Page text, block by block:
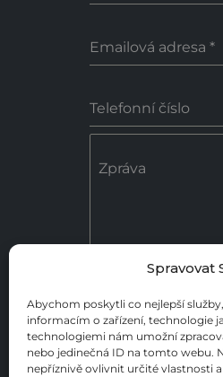
Spravovat
Abychom poskytli co nejlepší
informacím o zařízení, technologie
technologiemi nám umožní
nebo jedinečná ID na tomto webu.
nepříznivě ovlivnit určité vlastnosti
Emailová adresa *
Telefonní číslo
Zpráva
Poslat zprávu